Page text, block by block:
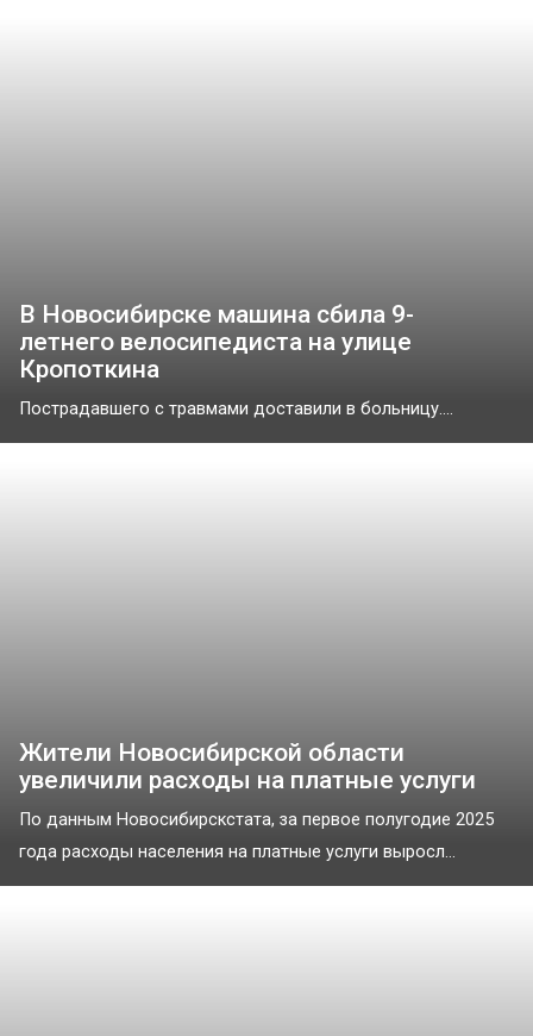
В Новосибирске машина сбила 9-
летнего велосипедиста на улице
Кропоткина
Пострадавшего с травмами доставили в больницу....
Жители Новосибирской области
увеличили расходы на платные услуги
По данным Новосибирскстата, за первое полугодие 2025
года расходы населения на платные услуги выросл...